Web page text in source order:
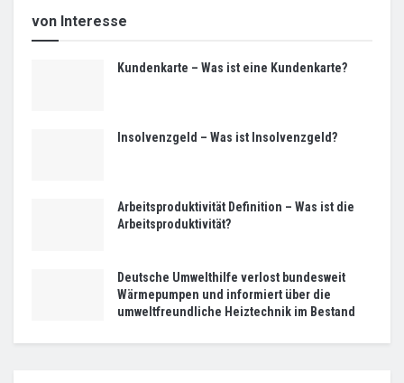
von Interesse
Kundenkarte – Was ist eine Kundenkarte?
Insolvenzgeld – Was ist Insolvenzgeld?
Arbeitsproduktivität Definition – Was ist die
Arbeitsproduktivität?
Deutsche Umwelthilfe verlost bundesweit
Wärmepumpen und informiert über die
umweltfreundliche Heiztechnik im Bestand